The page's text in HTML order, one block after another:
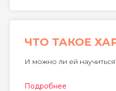
ЧТО ТАКОЕ
И можно ли ей
Подробнее